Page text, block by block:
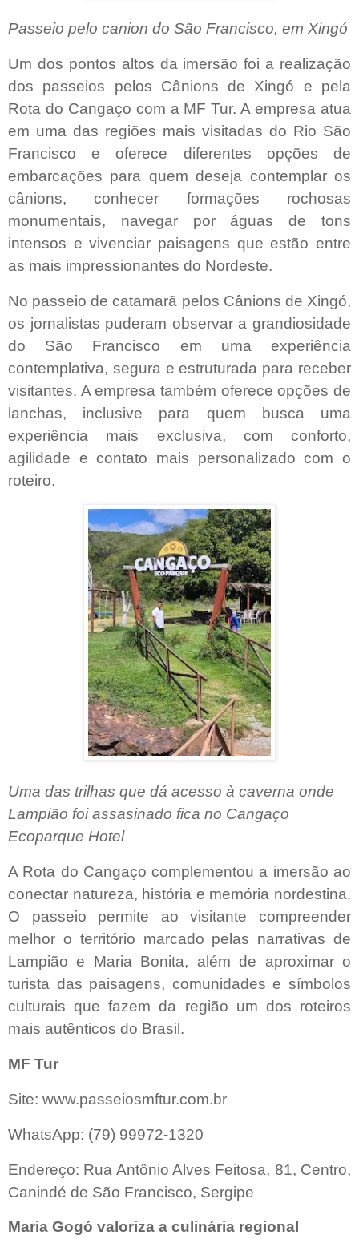
Passeio pelo canion do São Francisco, em Xingó
Um dos pontos altos da imersão foi a realização
dos passeios pelos Cânions de Xingó e pela
Rota do Cangaço com a MF Tur. A empresa atua
em uma das regiões mais visitadas do Rio São
Francisco e oferece diferentes opções de
embarcações para quem deseja contemplar os
cânions, conhecer formações rochosas
monumentais, navegar por águas de tons
intensos e vivenciar paisagens que estão entre
as mais impressionantes do Nordeste.
No passeio de catamarã pelos Cânions de Xingó,
os jornalistas puderam observar a grandiosidade
do São Francisco em uma experiência
contemplativa, segura e estruturada para receber
visitantes. A empresa também oferece opções de
lanchas, inclusive para quem busca uma
experiência mais exclusiva, com conforto,
agilidade e contato mais personalizado com o
roteiro.
Uma das trilhas que dá acesso à caverna onde
Lampião foi assasinado fica no Cangaço
Ecoparque Hotel
A Rota do Cangaço complementou a imersão ao
conectar natureza, história e memória nordestina.
O passeio permite ao visitante compreender
melhor o território marcado pelas narrativas de
Lampião e Maria Bonita, além de aproximar o
turista das paisagens, comunidades e símbolos
culturais que fazem da região um dos roteiros
mais autênticos do Brasil.
MF Tur
Site: www.passeiosmftur.com.br
WhatsApp: (79) 99972-1320
Endereço: Rua Antônio Alves Feitosa, 81, Centro,
Canindé de São Francisco, Sergipe
Maria Gogó valoriza a culinária regional